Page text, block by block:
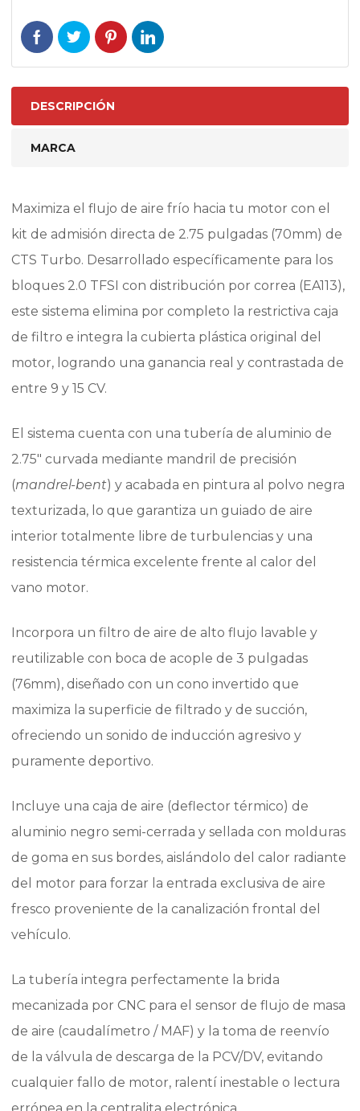
DESCRIPCIÓN
MARCA
Maximiza el flujo de aire frío hacia tu motor con el
kit de admisión directa de 2.75 pulgadas (70mm) de
CTS Turbo. Desarrollado específicamente para los
bloques 2.0 TFSI con distribución por correa (EA113),
este sistema elimina por completo la restrictiva caja
de filtro e integra la cubierta plástica original del
motor, logrando una ganancia real y contrastada de
entre 9 y 15 CV.
El sistema cuenta con una tubería de aluminio de
2.75″ curvada mediante mandril de precisión
(mandrel-bent) y acabada en pintura al polvo negra
texturizada, lo que garantiza un guiado de aire
interior totalmente libre de turbulencias y una
resistencia térmica excelente frente al calor del
vano motor.
Incorpora un filtro de aire de alto flujo lavable y
reutilizable con boca de acople de 3 pulgadas
(76mm), diseñado con un cono invertido que
maximiza la superficie de filtrado y de succión,
ofreciendo un sonido de inducción agresivo y
puramente deportivo.
Incluye una caja de aire (deflector térmico) de
aluminio negro semi-cerrada y sellada con molduras
de goma en sus bordes, aislándolo del calor radiante
del motor para forzar la entrada exclusiva de aire
fresco proveniente de la canalización frontal del
vehículo.
La tubería integra perfectamente la brida
mecanizada por CNC para el sensor de flujo de masa
de aire (caudalímetro / MAF) y la toma de reenvío
de la válvula de descarga de la PCV/DV, evitando
cualquier fallo de motor, ralentí inestable o lectura